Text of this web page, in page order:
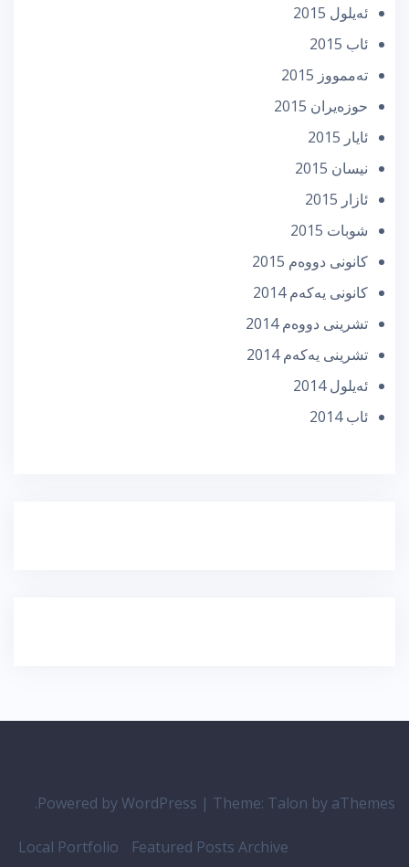
ئه‌یلول 2015
ئاب 2015
تەممووز 2015
حوزه‌یران 2015
ئایار 2015
نیسان 2015
ئازار 2015
شوبات 2015
كانونی دووه‌م 2015
كانونی یه‌كه‌م 2014
تشرینی دووه‌م 2014
تشرینی یه‌كه‌م 2014
ئه‌یلول 2014
ئاب 2014
Powered by WordPress | Theme: Talon by aThemes.
Featured Posts Archive
Local Portfolio